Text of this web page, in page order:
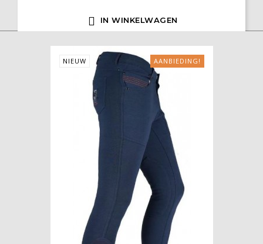
 IN WINKELWAGEN
AANBIEDING!
NIEUW